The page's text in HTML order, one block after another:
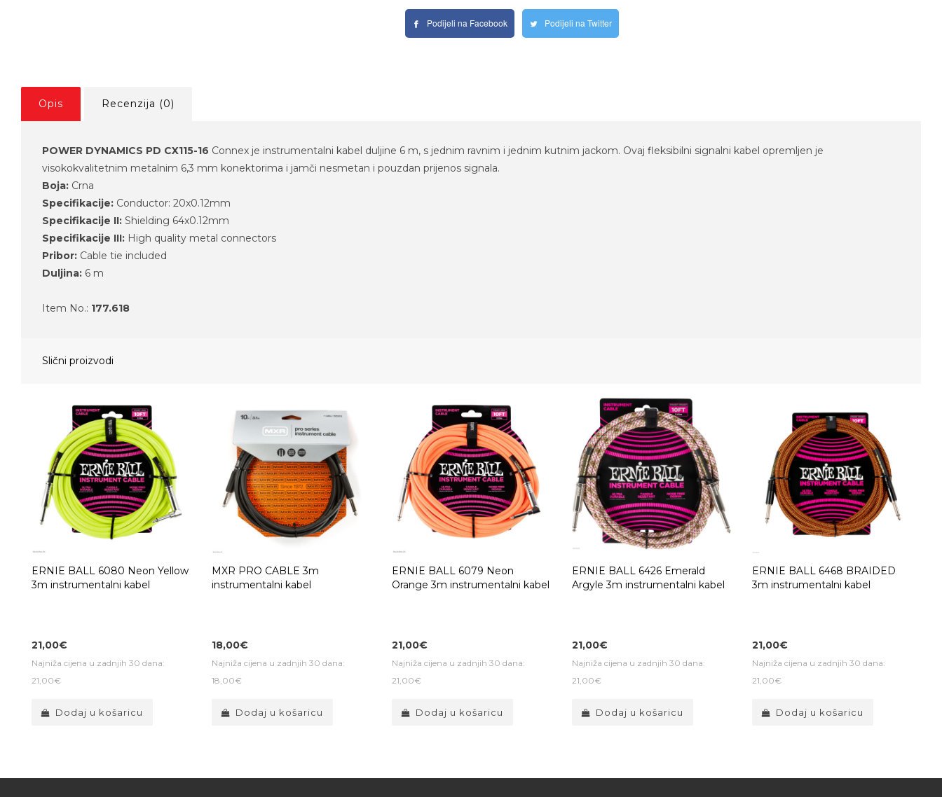
Podijeli na Facebook Podijeli na Twitter
Opis Recenzija (0)
POWER DYNAMICS PD CX115-16 Connex je instrumentalni kabel duljine 6 m, s jednim ravnim i jednim kutnim jackom. Ovaj fleksibilni signalni kabel opremljen je
visokokvalitetnim metalnim 6,3 mm konektorima i jamči nesmetan i pouzdan prijenos signala.
Boja: Crna
Specifikacije: Conductor: 20x0.12mm
Specifikacije II: Shielding 64x0.12mm
Specifikacije III: High quality metal connectors
Pribor: Cable tie included
Duljina: 6 m
Item No.: 177.618
Slični proizvodi
ERNIE BALL 6080 Neon Yellow
3m instrumentalni kabel
21,00€
Najniža cijena u zadnjih 30 dana:
21,00€
Dodaj u košaricu
MXR PRO CABLE 3m
instrumentalni kabel
18,00€
Najniža cijena u zadnjih 30 dana:
18,00€
Dodaj u košaricu
ERNIE BALL 6079 Neon
Orange 3m instrumentalni kabel
21,00€
Najniža cijena u zadnjih 30 dana:
21,00€
Dodaj u košaricu
ERNIE BALL 6426 Emerald
Argyle 3m instrumentalni kabel
21,00€
Najniža cijena u zadnjih 30 dana:
21,00€
Dodaj u košaricu
ERNIE BALL 6468 BRAIDED
3m instrumentalni kabel
21,00€
Najniža cijena u zadnjih 30 dana:
21,00€
Dodaj u košaricu